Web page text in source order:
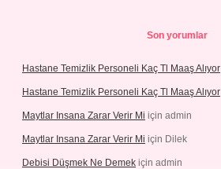
Son yorumlar
Hastane Temizlik Personeli Kaç Tl Maaş Alıyor
Hastane Temizlik Personeli Kaç Tl Maaş Alıyor
Maytlar Insana Zarar Verir Mi için admin
Maytlar Insana Zarar Verir Mi için Dilek
Debisi Düşmek Ne Demek için admin